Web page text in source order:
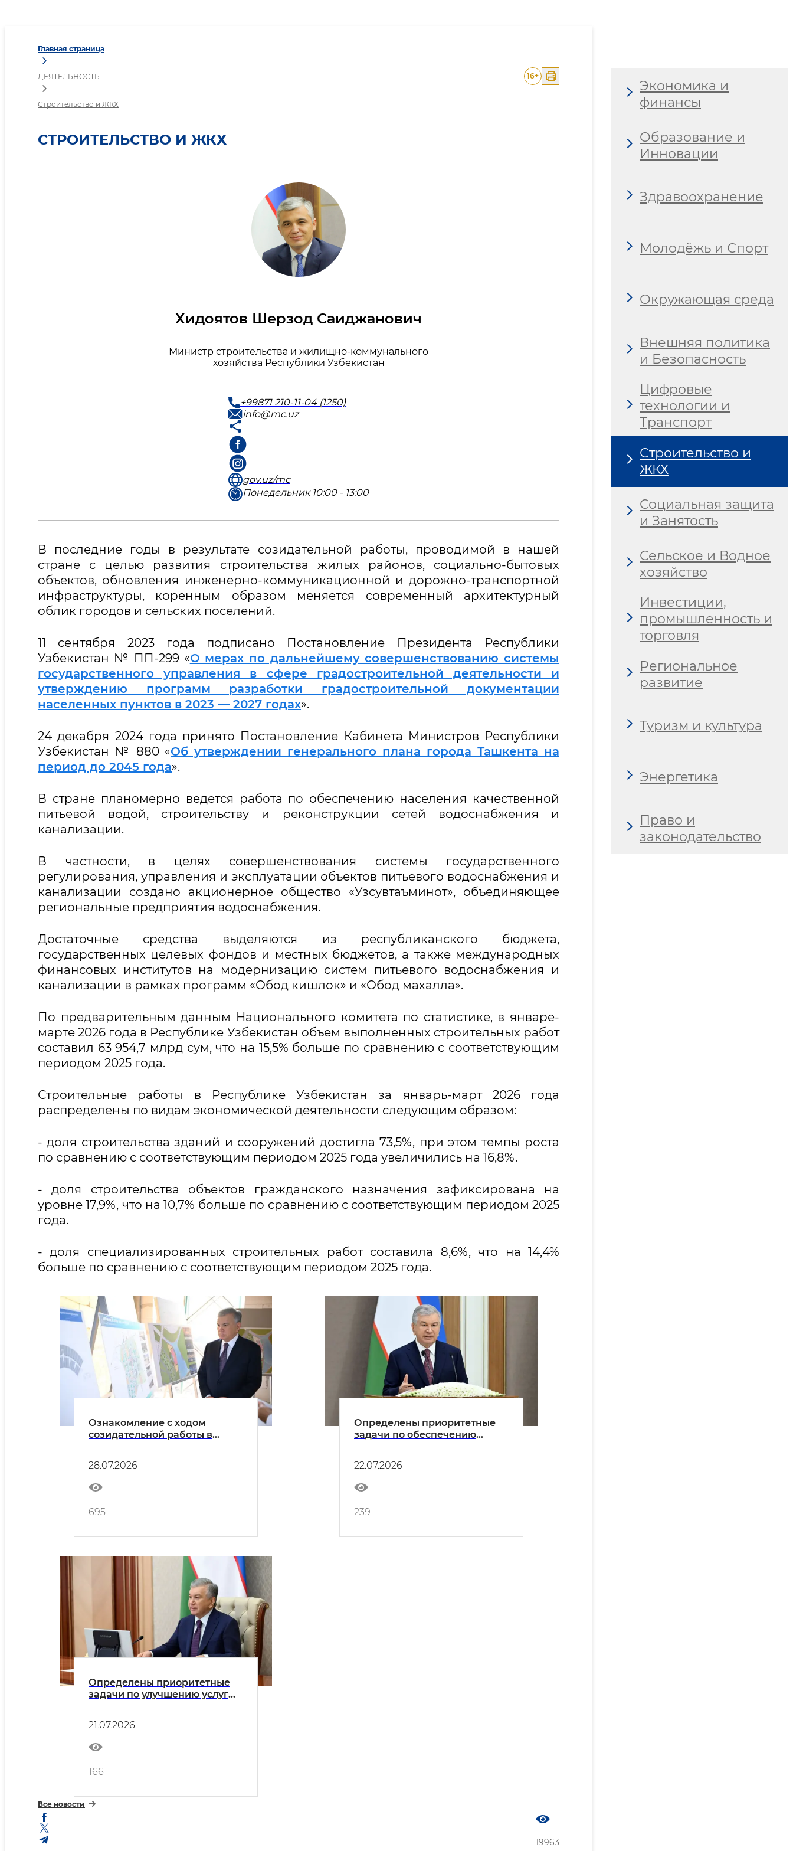
Главная страница
ДЕЯТЕЛЬНОСТЬ
Строительство и ЖКХ
16+
СТРОИТЕЛЬСТВО И ЖКХ
Хидоятов Шерзод Саиджанович
Министр строительства и жилищно-коммунального
хозяйства Республики Узбекистан
+99871 210-11-04 (1250)
info@mc.uz
gov.uz/mc
Понедельник 10:00 - 13:00
В последние годы в результате созидательной работы, проводимой в нашей
стране с целью развития строительства жилых районов, социально-бытовых
объектов, обновления инженерно-коммуникационной и дорожно-транспортной
инфраструктуры, коренным образом меняется современный архитектурный
облик городов и сельских поселений.
11 сентября 2023 года подписано Постановление Президента Республики
Узбекистан № ПП-299 «О мерах по дальнейшему совершенствованию системы
государственного управления в сфере градостроительной деятельности и
утверждению программ разработки градостроительной документации
населенных пунктов в 2023 — 2027 годах».
24 декабря 2024 года принято Постановление Кабинета Министров Республики
Узбекистан № 880 «Об утверждении генерального плана города Ташкента на
период до 2045 года».
В стране планомерно ведется работа по обеспечению населения качественной
питьевой водой, строительству и реконструкции сетей водоснабжения и
канализации.
В частности, в целях совершенствования системы государственного
регулирования, управления и эксплуатации объектов питьевого водоснабжения и
канализации создано акционерное общество «Узсувтаъминот», объединяющее
региональные предприятия водоснабжения.
Достаточные средства выделяются из республиканского бюджета,
государственных целевых фондов и местных бюджетов, а также международных
финансовых институтов на модернизацию систем питьевого водоснабжения и
канализации в рамках программ «Обод кишлок» и «Обод махалла».
По предварительным данным Национального комитета по статистике, в январе-
марте 2026 года в Республике Узбекистан объем выполненных строительных работ
составил 63 954,7 млрд сум, что на 15,5% больше по сравнению с соответствующим
периодом 2025 года.
Строительные работы в Республике Узбекистан за январь-март 2026 года
распределены по видам экономической деятельности следующим образом:
- доля строительства зданий и сооружений достигла 73,5%, при этом темпы роста
по сравнению с соответствующим периодом 2025 года увеличились на 16,8%.
- доля строительства объектов гражданского назначения зафиксирована на
уровне 17,9%, что на 10,7% больше по сравнению с соответствующим периодом 2025
года.
- доля специализированных строительных работ составила 8,6%, что на 14,4%
больше по сравнению с соответствующим периодом 2025 года.
Ознакомление с ходом
созидательной работы в
28.07.2026
695
Определены приоритетные
задачи по обеспечению
повышению благосостояния
населения
22.07.2026
239
Определены приоритетные
задачи по улучшению услуг
21.07.2026
166
Все новости
19963
Экономика и
финансы
Образование и
Инновации
Здравоохранение
Молодёжь и Спорт
Окружающая среда
Внешняя политика
и Безопасность
Цифровые
технологии и
Транспорт
Строительство и
ЖКХ
Социальная защита
и Занятость
Сельское и Водное
хозяйство
Инвестиции,
промышленность и
торговля
Региональное
развитие
Туризм и культура
Энергетика
Право и
законодательство